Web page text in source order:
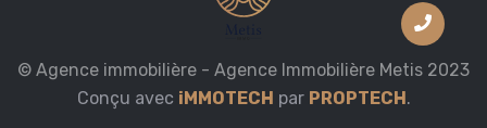
© Agence immobilière - Agence Immobilière Metis 2023
Conçu avec iMMOTECH par PROPTECH.